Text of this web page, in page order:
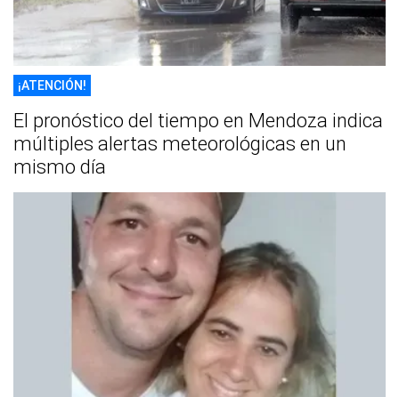
¡ATENCIÓN!
El pronóstico del tiempo en Mendoza indica
múltiples alertas meteorológicas en un
mismo día